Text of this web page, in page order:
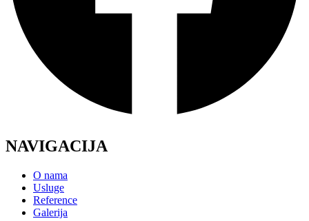
NAVIGACIJA
O nama
Usluge
Reference
Galerija